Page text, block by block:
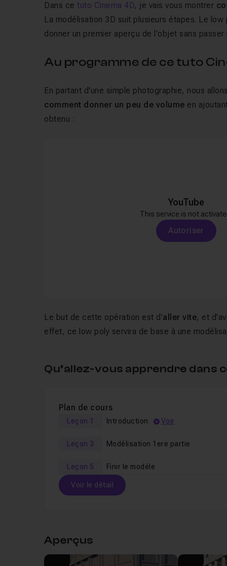
Dans cetuto Cinema 4D, je vais vous montrer
La modélisation 3D suit plusieurs étapes. Le
donner un premier aperçu de l'objet sans
Au programme de ce tuto
En partant d'une simple photographie, nous
comment donner un peu de volume en
obtenu :
YouTube
This service is not
Autoriser
Le but de cette opération est d'aller vite, et
effet, ce low poly servira de base à une
Qu’allez-vous apprendre dans
Plan de cours
Leçon 1 Introduction Voir
Leçon 3 Modélisation 1ere partie
Leçon 5 Finir le modèle
Voir le détail
Aperçus